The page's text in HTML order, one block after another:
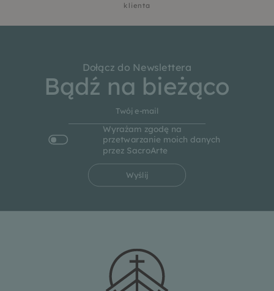
klienta
Dołącz do Newslettera
Bądź na bieżąco
Wyrażam zgodę na
przetwarzanie moich danych
przez SacroArte
Wyślij